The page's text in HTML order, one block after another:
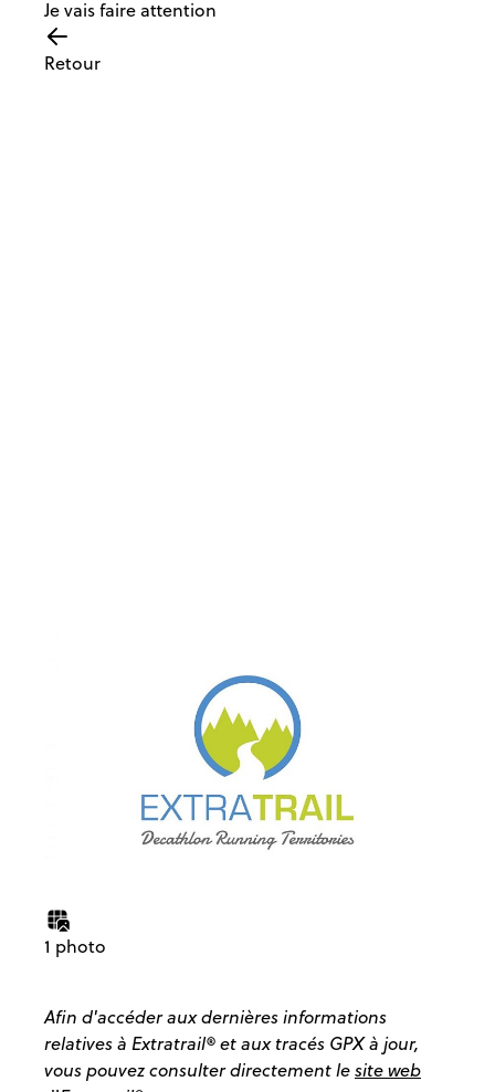
Je vais faire attention
Retour
1 photo
Afin d'accéder aux dernières informations
relatives à Extratrail® et aux tracés GPX à jour,
vous pouvez consulter directement lesite web